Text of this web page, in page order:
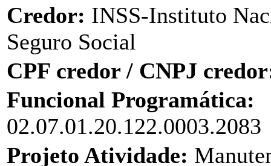
Credor: INSS-Instituto
Seguro Social
CPF credor / CNPJ
Funcional Programática:
02.07.01.20.122.0003.2083
Projeto Atividade: